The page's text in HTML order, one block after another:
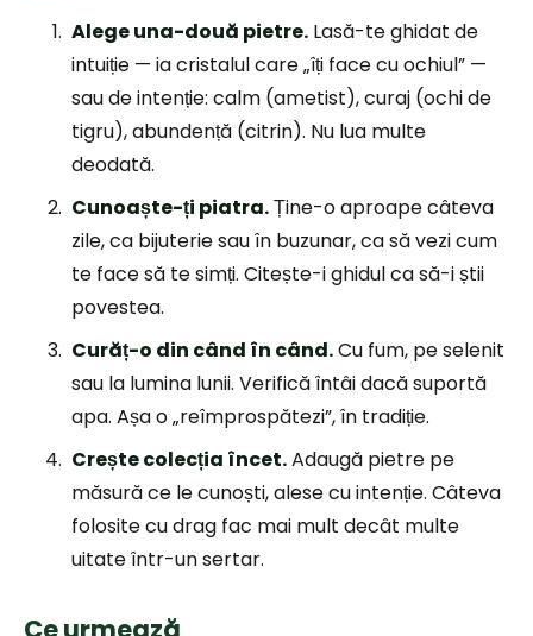
Alege una-două pietre. Lasă-te ghidat de
intuiție — ia cristalul care „îți face cu ochiul” —
sau de intenție: calm (ametist), curaj (ochi de
tigru), abundență (citrin). Nu lua multe
deodată.
Cunoaște-ți piatra.Ține-o aproape câteva
zile, ca bijuterie sau în buzunar, ca să vezi cum
te face să te simți. Citește-i ghidul ca să-i știi
povestea.
Curăț-o din când în când.Cu fum, pe selenit
sau la lumina lunii. Verifică întâi dacă suportă
apa. Așa o „reîmprospătezi”, în tradiție.
Crește colecția încet.Adaugă pietre pe
măsură ce le cunoști, alese cu intenție. Câteva
folosite cu drag fac mai mult decât multe
uitate într-un sertar.